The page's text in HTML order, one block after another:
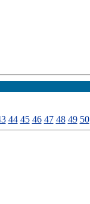
44 45 46 47 48 49 50